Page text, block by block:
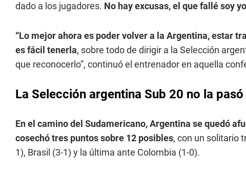
dado a los jugadores. No hay excusas, el que fallé soy
“Lo mejor ahora es poder volver a la Argentina, estar
es fácil tenerla, sobre todo de dirigir a la Selección
que reconocerlo”, continuó el entrenador en aquella
La Selección argentina Sub 20 no la
En el camino del Sudamericano, Argentina se quedó
cosechó tres puntos sobre 12 posibles, con un solitario
1), Brasil (3-1) y la última ante Colombia (1-0).